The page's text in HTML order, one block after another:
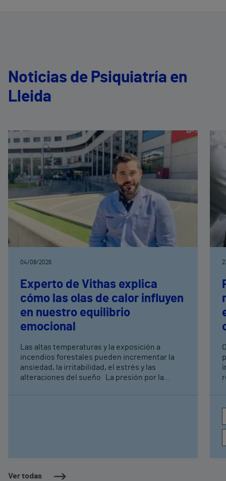
Noticias de Psiquiatría en
Lleida
Ver todas
04/08/2026
Experto de Vithas explica
cómo las olas de calor influyen
en nuestro equilibrio
emocional
Las altas temperaturas y la exposición a
incendios forestales pueden incrementar la
ansiedad, la irritabilidad, el estrés y las
alteraciones del sueño La presión por la